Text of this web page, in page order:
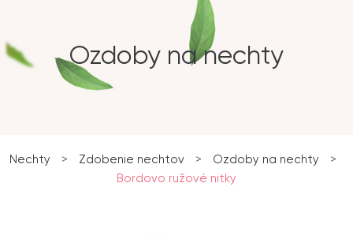
Ozdoby na nechty
Nechty > Zdobenie nechtov > Ozdoby na nechty
>
Bordovo ružové nitky